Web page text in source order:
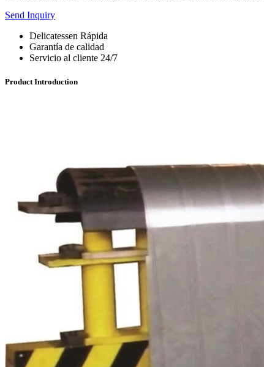
Send Inquiry
Delicatessen Rápida
Garantía de calidad
Servicio al cliente 24/7
Product Introduction